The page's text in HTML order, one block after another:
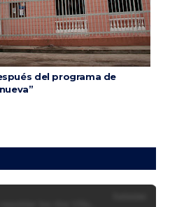
del programa de